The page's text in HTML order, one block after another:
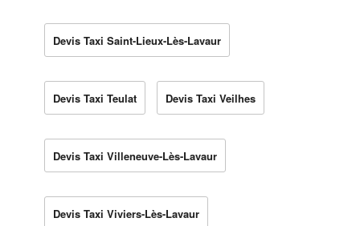
Devis Taxi Saint-Lieux-Lès-Lavaur
Devis Taxi Teulat Devis Taxi Veilhes
Devis Taxi Villeneuve-Lès-Lavaur
Devis Taxi Viviers-Lès-Lavaur